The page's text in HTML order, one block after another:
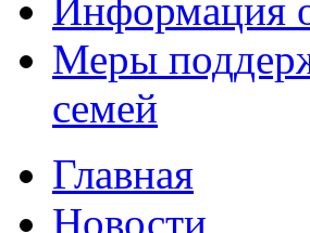
Информация
Меры
семей
Главная
Новости